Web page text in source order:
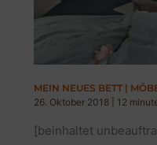
MEIN NEUES BETT |
26. Oktober 2018
12
[beinhaltet